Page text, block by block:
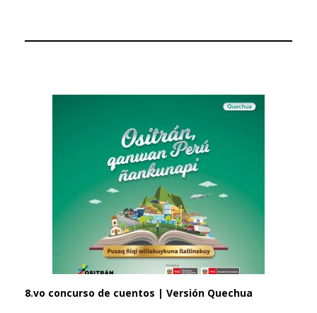
8.vo concurso de cuentos | Versión Quechua